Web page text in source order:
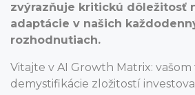
zvýrazňuje kritickú dôležitosť
adaptácie v našich
rozhodnutiach.
Vitajte v AI Growth Matrix:
demystifikácie zložitostí